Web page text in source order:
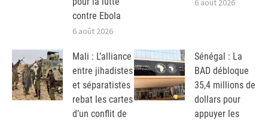
contre Ebola
6 août 2026
Mali : L’alliance
entre jihadistes
et séparatistes
rebat les cartes
d’un conflit de
Sénégal : La
BAD débloque
35,4 millions de
dollars pour
appuyer les